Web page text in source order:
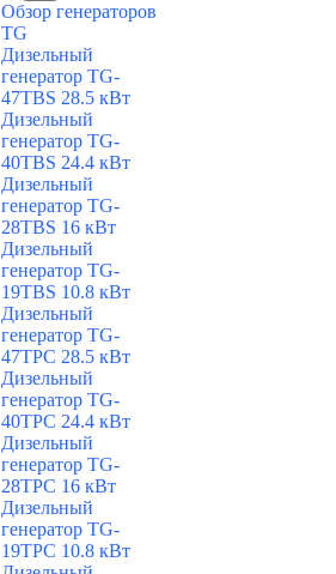
Обзор генераторов
TG
Дизельный
генератор TG-
47TBS 28.5 кВт
Дизельный
генератор TG-
40TBS 24.4 кВт
Дизельный
генератор TG-
28TBS 16 кВт
Дизельный
генератор TG-
19TBS 10.8 кВт
Дизельный
генератор TG-
47TPC 28.5 кВт
Дизельный
генератор TG-
40TPC 24.4 кВт
Дизельный
генератор TG-
28TPC 16 кВт
Дизельный
генератор TG-
19TPC 10.8 кВт